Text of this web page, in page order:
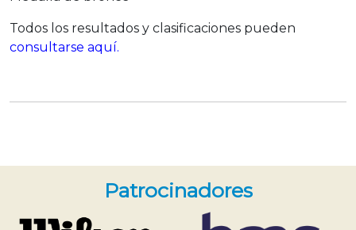
Todos los resultados y clasificaciones pueden
consultarse aquí.
Patrocinadores